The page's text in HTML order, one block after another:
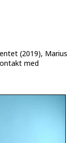
(2019), Marius
med